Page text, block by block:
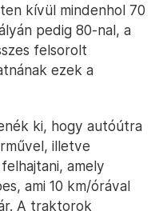
kívül mindenhol 70
pedig 80-nal, a
felsorolt
ezek a
ki, hogy autóútra
illetve
amely
ami 10 km/órával
A traktorok